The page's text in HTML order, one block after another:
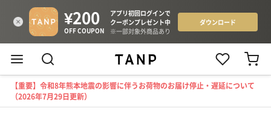
【重要】令和8年熊本地震の影響に伴うお荷物のお届け停止・遅延について
（2026年7月29日更新）